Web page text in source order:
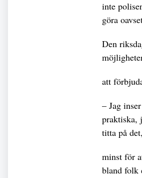
inte
göra
Den
att
–­ Jag
praktiska,
titta på
minst för
bland folk